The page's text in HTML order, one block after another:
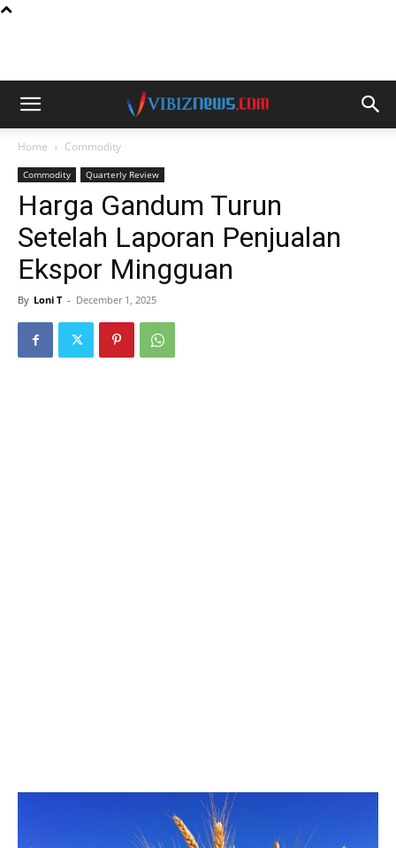
Home Commodity
Commodity Quarterly Review
Harga Gandum Turun
Setelah Laporan Penjualan
Ekspor Mingguan
By Loni T - December 1, 2025